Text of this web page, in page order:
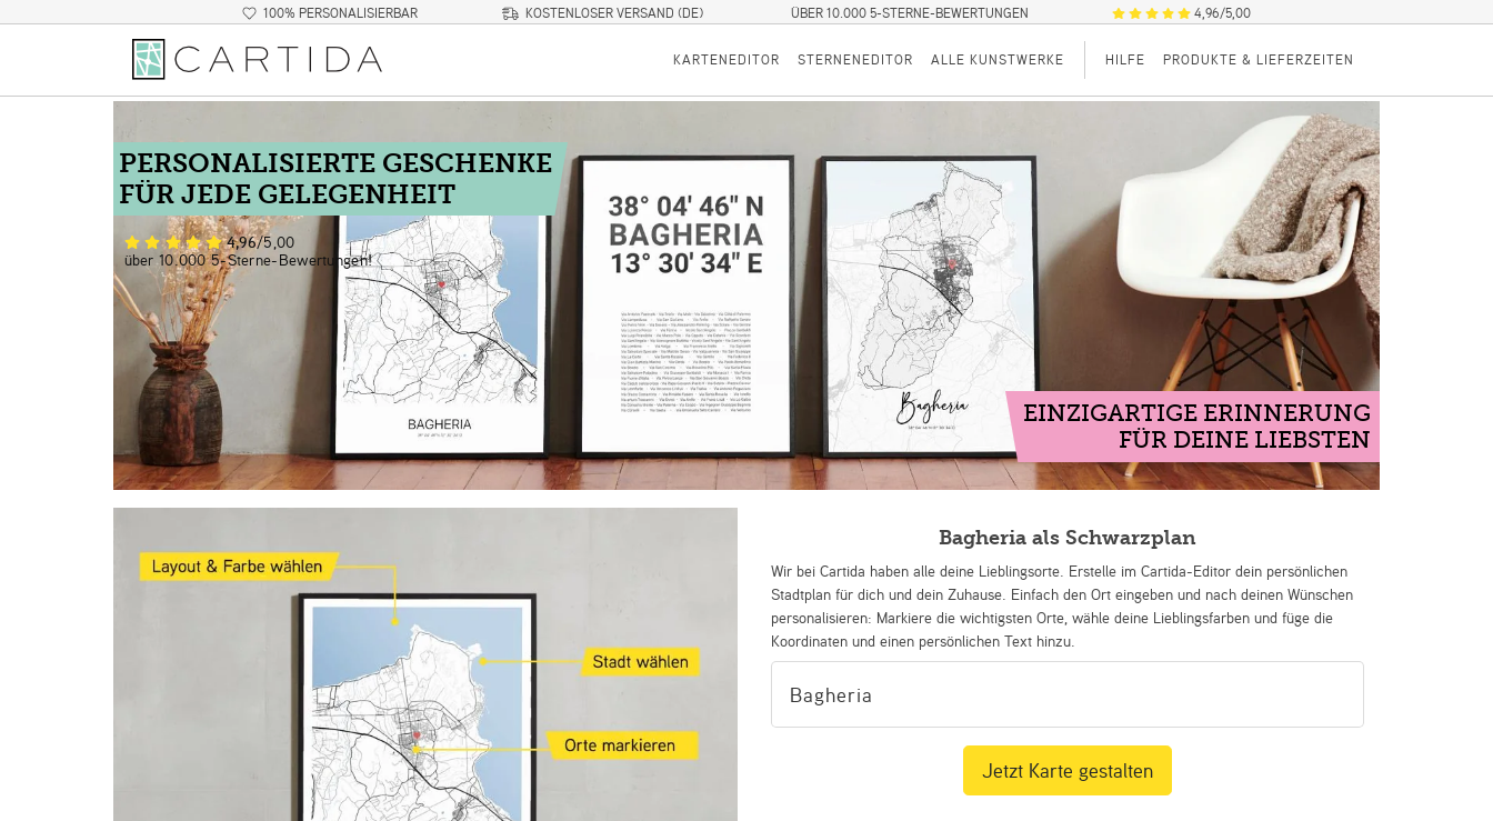
100% PERSONALISIERBAR KOSTENLOSER VERSAND (DE) ÜBER 10.000 5-STERNE-BEWERTUNGEN 4,96/5,00
KARTENEDITOR STERNENEDITOR ALLE KUNSTWERKE HILFE PRODUKTE & LIEFERZEITEN
PERSONALISIERTE GESCHENKE
FÜR JEDE GELEGENHEIT
4,96/5,00
über 10.000 5-Sterne-Bewertungen!
EINZIGARTIGE ERINNERUNG
FÜR DEINE LIEBSTEN
Bagheria als Schwarzplan
Wir bei Cartida haben alle deine Lieblingsorte. Erstelle im Cartida-Editor dein persönlichen
Stadtplan für dich und dein Zuhause. Einfach den Ort eingeben und nach deinen Wünschen
personalisieren: Markiere die wichtigsten Orte, wähle deine Lieblingsfarben und füge die
Koordinaten und einen persönlichen Text hinzu.
Jetzt Karte gestalten